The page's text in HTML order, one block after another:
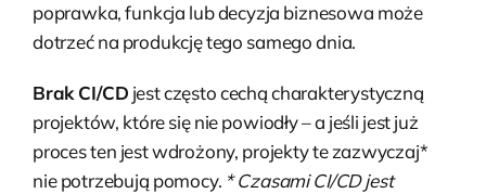
poprawka, funkcja lub decyzja biznesowa może
dotrzeć na produkcję tego samego dnia.
Brak CI/CD jest często cechą charakterystyczną
projektów, które się nie powiodły – a jeśli jest już
proces ten jest wdrożony, projekty te zazwyczaj*
nie potrzebują pomocy. * Czasami CI/CD jest